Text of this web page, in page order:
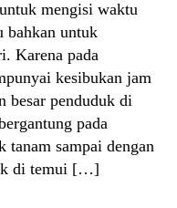
mengisi waktu
bahkan untuk
Karena pada
kesibukan jam
besar penduduk di
pada
tanam sampai dengan
di temui […]